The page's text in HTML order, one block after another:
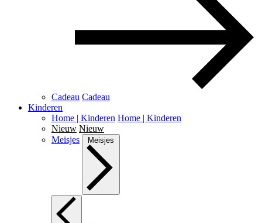
Cadeau Cadeau
Kinderen
Home | Kinderen Home | Kinderen
Nieuw Nieuw
Meisjes
Meisjes